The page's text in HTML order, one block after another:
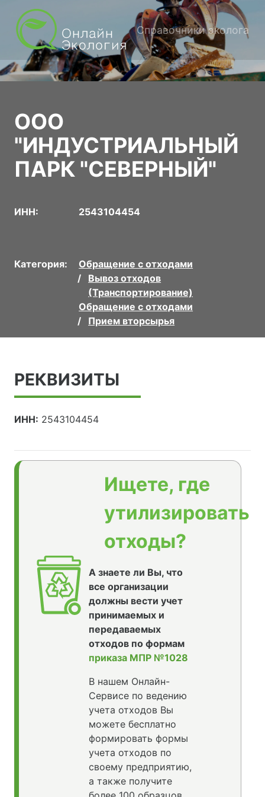
Справочники эколога
ООО
"ИНДУСТРИАЛЬНЫЙ
ПАРК "СЕВЕРНЫЙ"
ИНН: 2543104454
Категория:
Обращение с отходами
Вывоз отходов
(Транспортирование)
Обращение с отходами
Прием вторсырья
РЕКВИЗИТЫ
ИНН: 2543104454
Ищете, где
утилизировать
отходы?
А знаете ли Вы, что
все организации
должны вести учет
принимаемых и
передаваемых
отходов по формам
приказа МПР №1028
В нашем Онлайн-
Сервисе по ведению
учета отходов Вы
можете бесплатно
формировать формы
учета отходов по
своему предприятию,
а также получите